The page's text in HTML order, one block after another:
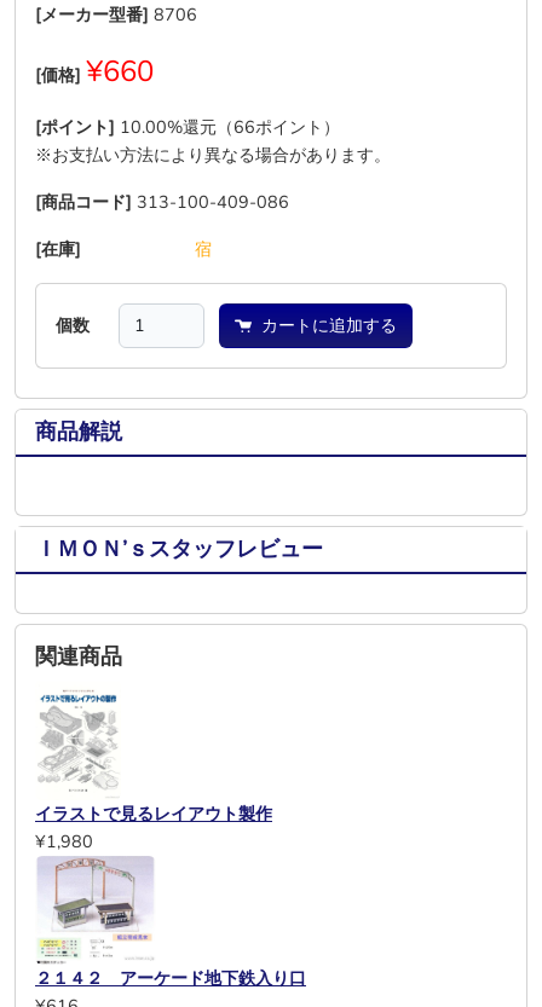
[メーカー型番] 8706
[価格] ¥660
[ポイント] 10.00%還元（66ポイント）
※お支払い方法により異なる場合があります。
[商品コード] 313-100-409-086
[在庫]
宿
個数 カートに追加する
商品解説
ＩＭＯＮ’ｓスタッフレビュー
関連商品
イラストで見るレイアウト製作
¥1,980
２１４２ アーケード地下鉄入り口